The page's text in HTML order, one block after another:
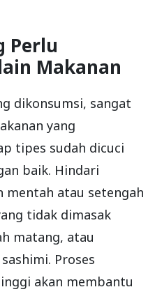
Perlu
Makanan
dikonsumsi, sangat
yang
tipes sudah dicuci
baik. Hindari
mentah atau setengah
tidak dimasak
matang, atau
Proses
akan membantu